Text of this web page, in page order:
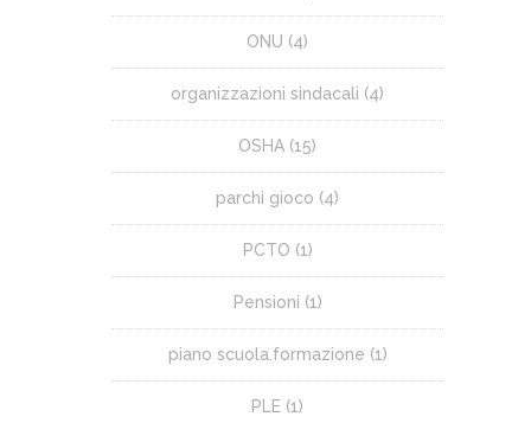
ONU (4)
organizzazioni sindacali (4)
OSHA (15)
parchi gioco (4)
PCTO (1)
Pensioni (1)
piano scuola.formazione (1)
PLE (1)